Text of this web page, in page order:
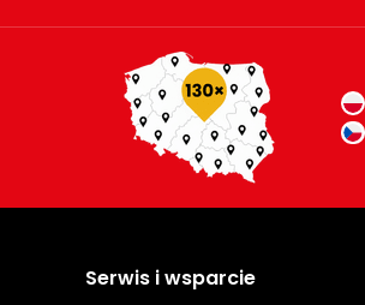
Serwis i wsparcie